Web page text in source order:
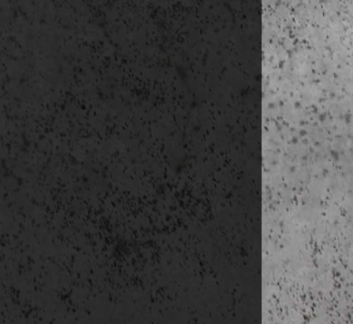
utazás
kora délután
késő délután
szállás: Malmö
6. nap(júni.